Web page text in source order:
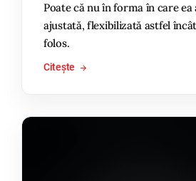
Poate că nu în forma în care ea
ajustată, flexibilizată astfel
folos.
Citește